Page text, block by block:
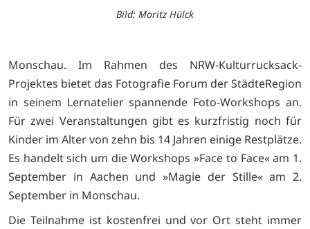
Bild: Moritz Hülck
Monschau. Im Rahmen des NRW-Kulturrucksack-
Projektes bietet das Fotografie Forum der StädteRegion
in seinem Lernatelier spannende Foto-Workshops an.
Für zwei Veranstaltungen gibt es kurzfristig noch für
Kinder im Alter von zehn bis 14 Jahren einige Restplätze.
Es handelt sich um die Workshops »Face to Face« am 1.
September in Aachen und »Magie der Stille« am 2.
September in Monschau.
Die Teilnahme ist kostenfrei und vor Ort steht immer